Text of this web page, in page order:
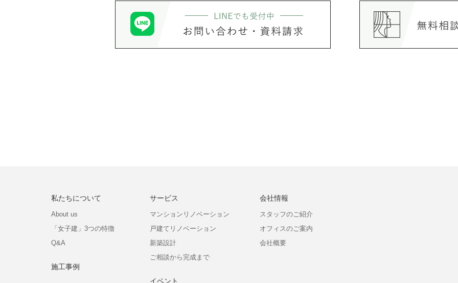
私たちについて
About us
「女子建」3つの特徴
Q&A
施工事例
サービス
マンションリノベーション
戸建てリノベーション
新築設計
ご相談から完成まで
イベント
会社情報
スタッフのご紹介
オフィスのご案内
会社概要